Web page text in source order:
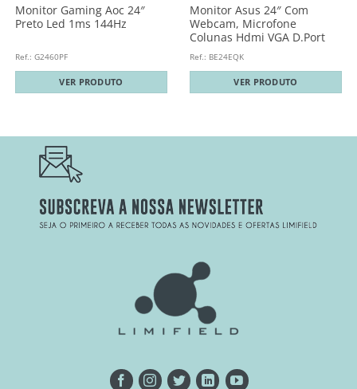
Monitor Gaming Aoc 24″
Preto Led 1ms 144Hz
Ref.: G2460PF
VER PRODUTO
Monitor Asus 24″ Com
Webcam, Microfone
Colunas Hdmi VGA D.Port
Ref.: BE24EQK
VER PRODUTO